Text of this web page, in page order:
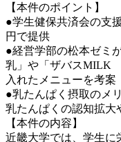
【本件のポイント】
●学生健保共済会の支
円で提供
●経営学部の松本ゼミ
乳」や「ザバスMILK
入れたメニューを考案
●乳たんぱく摂取のメ
乳たんぱくの認知拡大
【本件の内容】
近畿大学では、学生に